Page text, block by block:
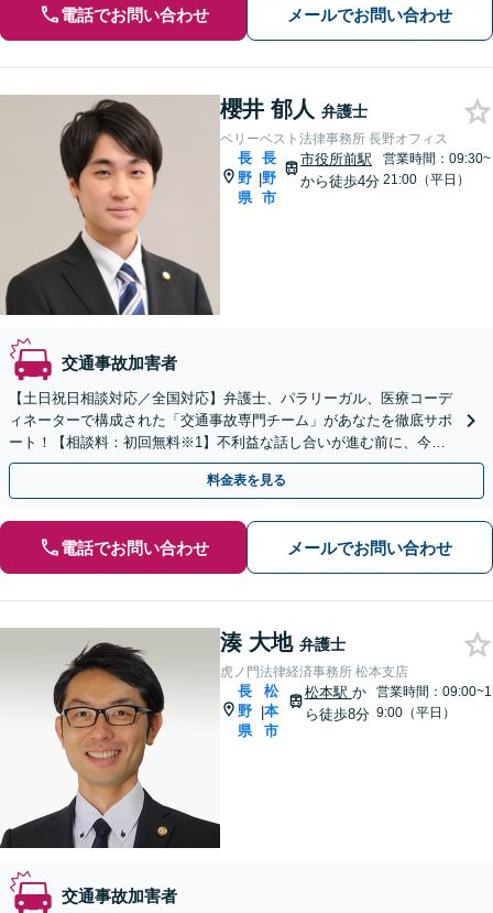
電話でお問い合わせ メールでお問い合わせ
櫻井 郁人 弁護士
ベリーベスト法律事務所 長野オフィス
長
野
県
|
長
野
市
市役所前駅
から徒歩4分
営業時間：09:30~
21:00（平日）
交通事故加害者
【土日祝日相談対応／全国対応】弁護士、パラリーガル、医療コーデ
ィネーターで構成された「交通事故専門チーム」があなたを徹底サポ
ート！【相談料：初回無料※1】不利益な話し合いが進む前に、今す
ぐ相談！
料金表を見る
電話でお問い合わせ メールでお問い合わせ
湊 大地 弁護士
虎ノ門法律経済事務所 松本支店
長
野
県
|
松
本
市
松本駅 か
ら徒歩8分
営業時間：09:00~1
9:00（平日）
交通事故加害者